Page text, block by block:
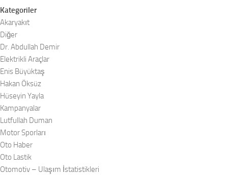
Kategoriler
Akaryakıt
Diğer
Dr. Abdullah Demir
Elektrikli Araçlar
Enis Büyüktaş
Hakan Öksüz
Hüseyin Yayla
Kampanyalar
Lutfullah Duman
Motor Sporları
Oto Haber
Oto Lastik
Otomotiv – Ulaşım İstatistikleri